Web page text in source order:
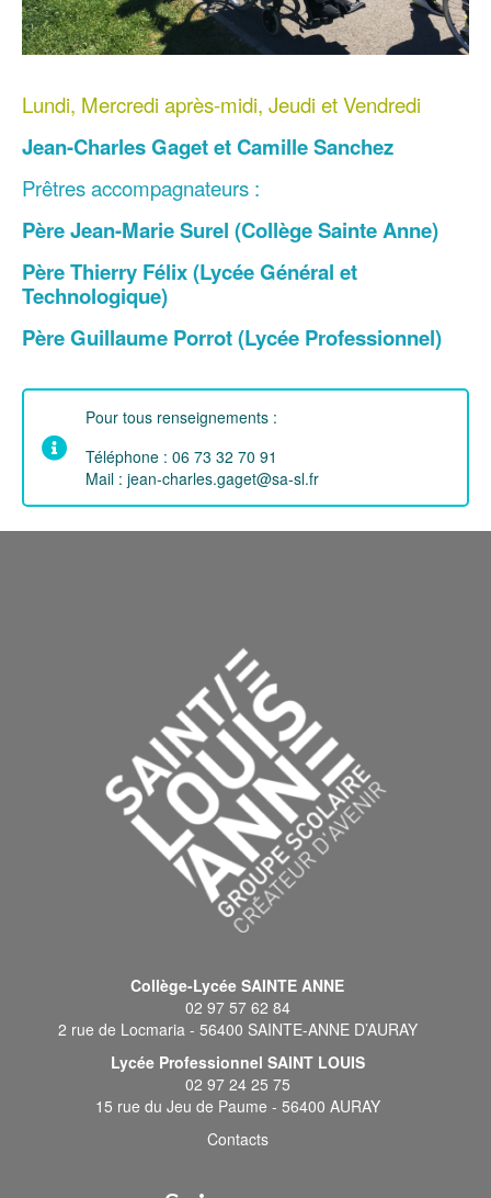
Lundi, Mercredi après-midi, Jeudi et Vendredi
Jean-Charles Gaget et Camille Sanchez
Prêtres accompagnateurs :
Père Jean-Marie Surel (Collège Sainte Anne)
Père Thierry Félix (Lycée Général et
Technologique)
Père Guillaume Porrot (Lycée Professionnel)
Pour tous renseignements :
Téléphone : 06 73 32 70 91
Mail : jean-charles.gaget@sa-sl.fr
Collège-Lycée SAINTE ANNE
02 97 57 62 84
2 rue de Locmaria - 56400 SAINTE-ANNE D’AURAY
Lycée Professionnel SAINT LOUIS
02 97 24 25 75
15 rue du Jeu de Paume - 56400 AURAY
Contacts